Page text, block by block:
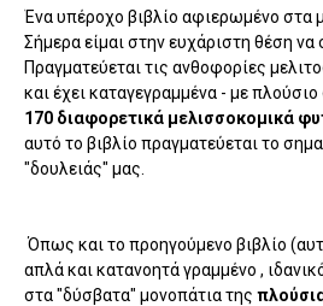
Ένα υπέροχο βιβλίο αφιερωμένο στα
Σήμερα είμαι στην ευχάριστη θέση
Πραγματεύεται τις ανθοφορίες
και έχει καταγεγραμμένα - με
170 διαφορετικά μελισσοκομικά
αυτό το βιβλίο πραγματεύεται το
"δουλειάς" μας.
Όπως και το προηγούμενο βιβλίο
απλά και κατανοητά γραμμένο ,
στα "δύσβατα" μονοπάτια της